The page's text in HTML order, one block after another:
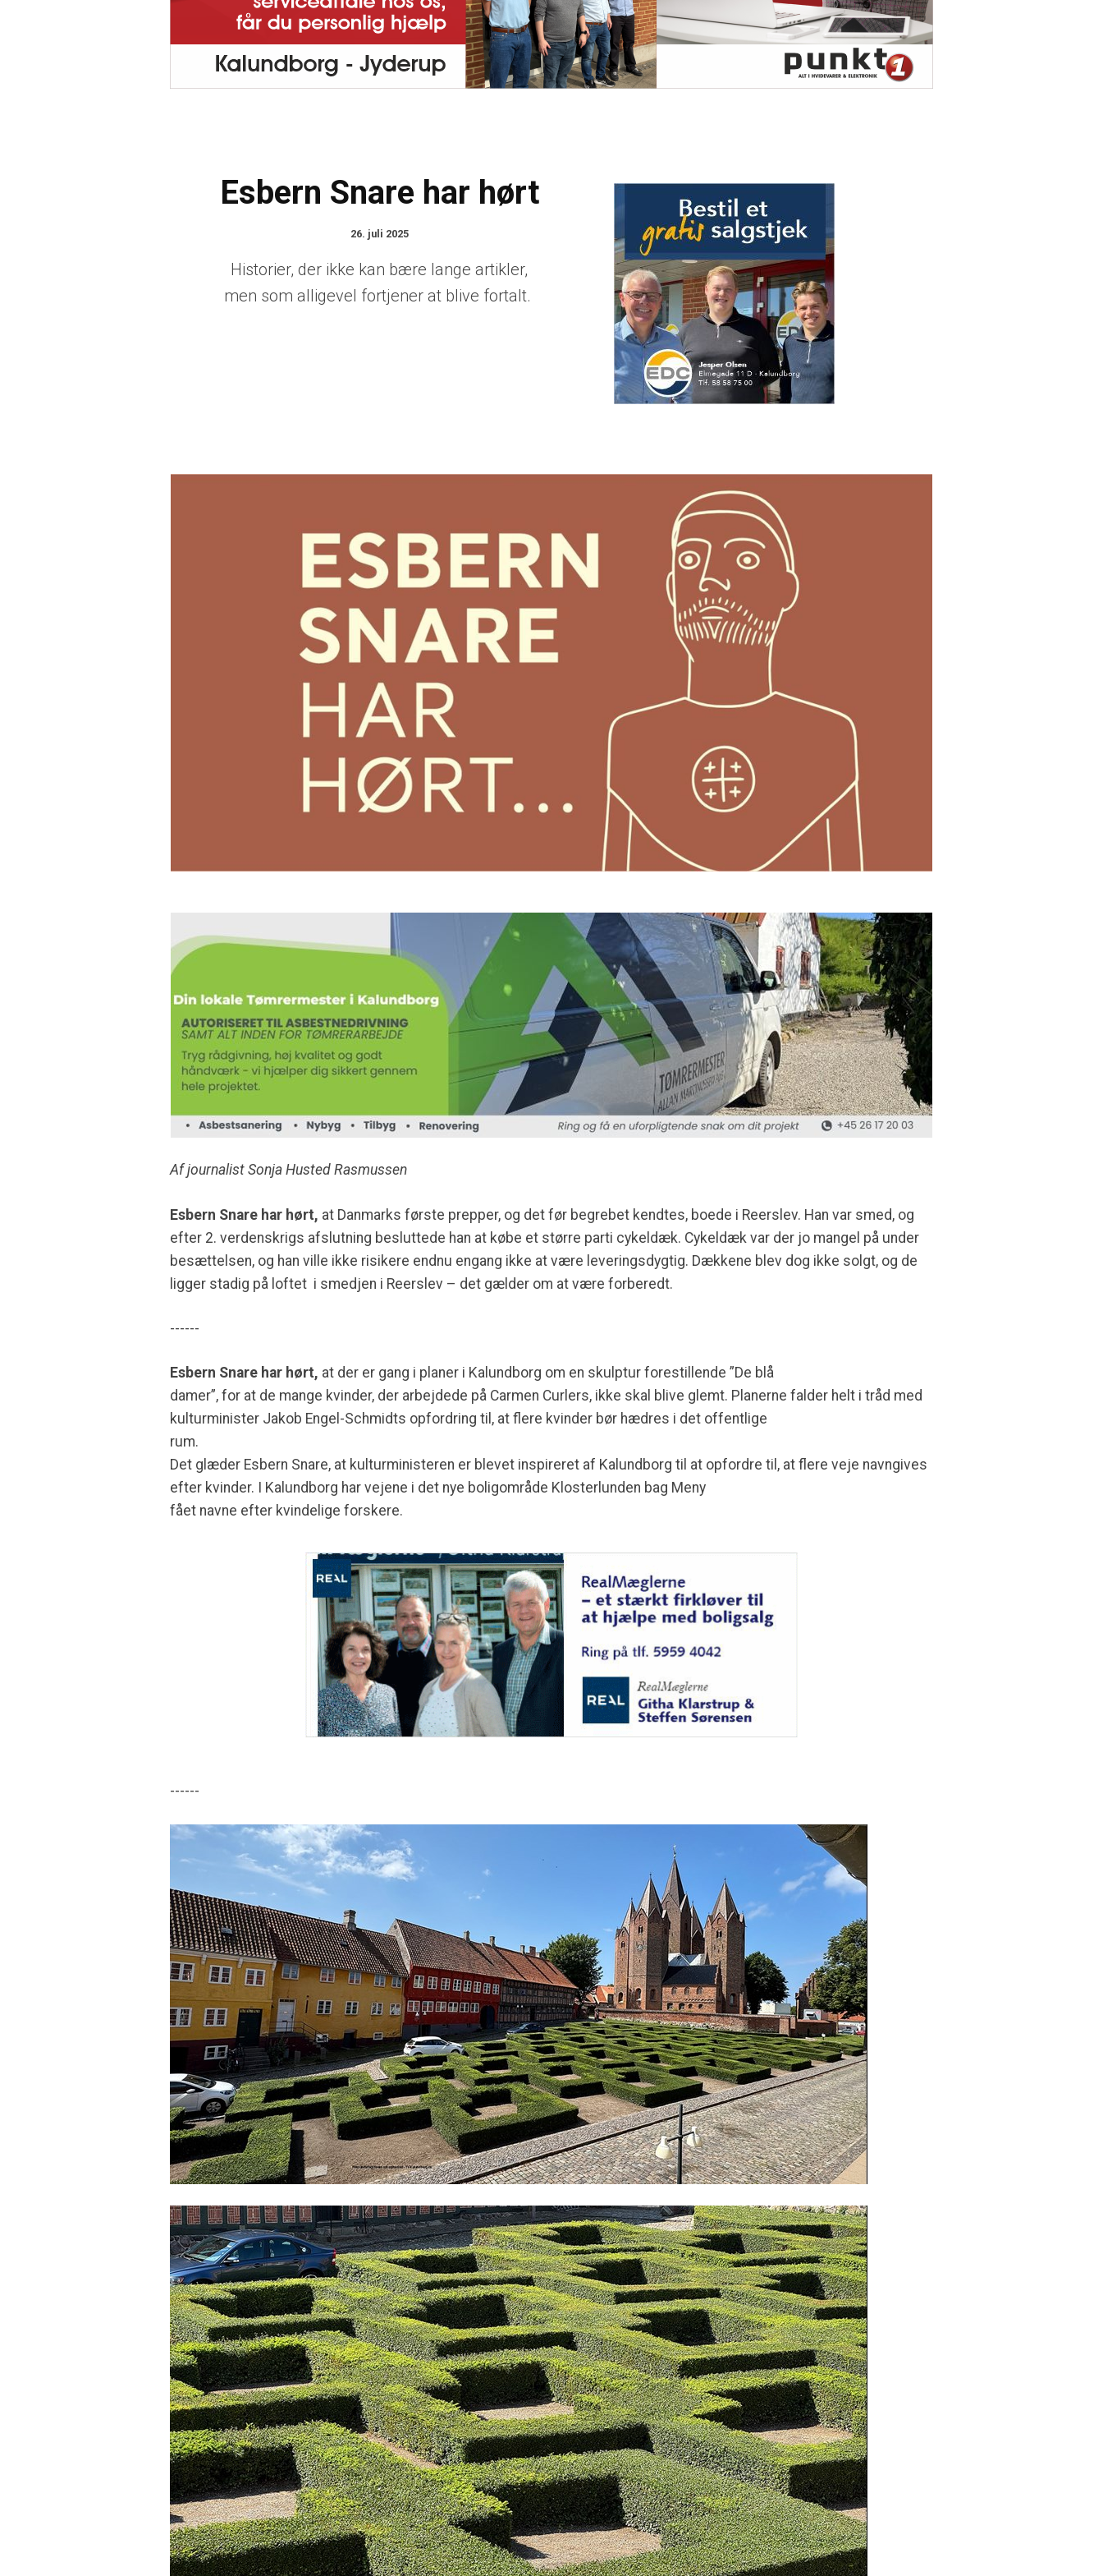
Esbern Snare har hørt
26. juli 2025
Historier, der ikke kan bære lange artikler,
men som alligevel fortjener at blive fortalt.
Af journalist Sonja Husted Rasmussen
Esbern Snare har hørt, at Danmarks første prepper, og det før begrebet kendtes, boede i Reerslev. Han var smed, og
efter 2. verdenskrigs afslutning besluttede han at købe et større parti cykeldæk. Cykeldæk var der jo mangel på under
besættelsen, og han ville ikke risikere endnu engang ikke at være leveringsdygtig. Dækkene blev dog ikke solgt, og de
ligger stadig på loftet i smedjen i Reerslev – det gælder om at være forberedt.
------
Esbern Snare har hørt, at der er gang i planer i Kalundborg om en skulptur forestillende ”De blå
damer”, for at de mange kvinder, der arbejdede på Carmen Curlers, ikke skal blive glemt. Planerne falder helt i tråd med
kulturminister Jakob Engel-Schmidts opfordring til, at flere kvinder bør hædres i det offentlige
rum.
Det glæder Esbern Snare, at kulturministeren er blevet inspireret af Kalundborg til at opfordre til, at flere veje navngives
efter kvinder. I Kalundborg har vejene i det nye boligområde Klosterlunden bag Meny
fået navne efter kvindelige forskere.
------